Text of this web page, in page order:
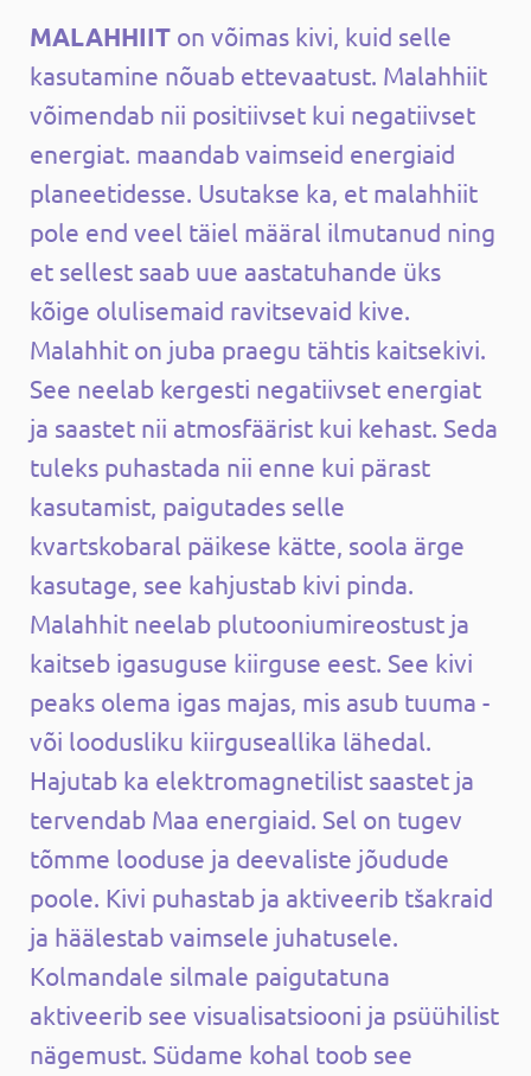
MALAHHIIT on võimas kivi, kuid selle
kasutamine nõuab ettevaatust. Malahhiit
võimendab nii positiivset kui negatiivset
energiat. maandab vaimseid energiaid
planeetidesse. Usutakse ka, et malahhiit
pole end veel täiel määral ilmutanud ning
et sellest saab uue aastatuhande üks
kõige olulisemaid ravitsevaid kive.
Malahhit on juba praegu tähtis kaitsekivi.
See neelab kergesti negatiivset energiat
ja saastet nii atmosfäärist kui kehast. Seda
tuleks puhastada nii enne kui pärast
kasutamist, paigutades selle
kvartskobaral päikese kätte, soola ärge
kasutage, see kahjustab kivi pinda.
Malahhit neelab plutooniumireostust ja
kaitseb igasuguse kiirguse eest. See kivi
peaks olema igas majas, mis asub tuuma -
või loodusliku kiirguseallika lähedal.
Hajutab ka elektromagnetilist saastet ja
tervendab Maa energiaid. Sel on tugev
tõmme looduse ja deevaliste jõudude
poole. Kivi puhastab ja aktiveerib tšakraid
ja häälestab vaimsele juhatusele.
Kolmandale silmale paigutatuna
aktiveerib see visualisatsiooni ja psüühilist
nägemust. Südame kohal toob see